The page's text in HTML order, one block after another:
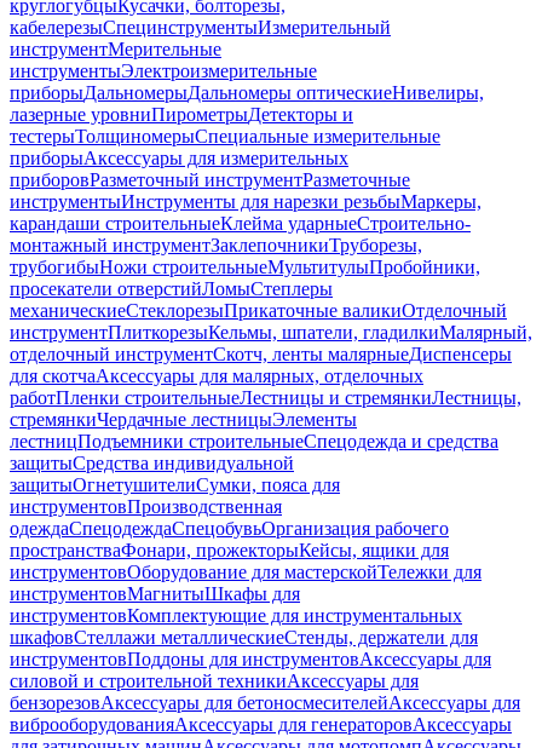
круглогубцыКусачки, болторезы,
кабелерезыСпецинструментыИзмерительный
инструментМерительные
инструментыЭлектроизмерительные
приборыДальномерыДальномеры оптическиеНивелиры,
лазерные уровниПирометрыДетекторы и
тестерыТолщиномерыСпециальные измерительные
приборыАксессуары для измерительных
приборовРазметочный инструментРазметочные
инструментыИнструменты для нарезки резьбыМаркеры,
карандаши строительныеКлейма ударныеСтроительно-
монтажный инструментЗаклепочникиТруборезы,
трубогибыНожи строительныеМультитулыПробойники,
просекатели отверстийЛомыСтеплеры
механическиеСтеклорезыПрикаточные валикиОтделочный
инструментПлиткорезыКельмы, шпатели, гладилкиМалярный,
отделочный инструментСкотч, ленты малярныеДиспенсеры
для скотчаАксессуары для малярных, отделочных
работПленки строительныеЛестницы и стремянкиЛестницы,
стремянкиЧердачные лестницыЭлементы
лестницПодъемники строительныеСпецодежда и средства
защитыСредства индивидуальной
защитыОгнетушителиСумки, пояса для
инструментовПроизводственная
одеждаСпецодеждаСпецобувьОрганизация рабочего
пространстваФонари, прожекторыКейсы, ящики для
инструментовОборудование для мастерскойТележки для
инструментовМагнитыШкафы для
инструментовКомплектующие для инструментальных
шкафовСтеллажи металлическиеСтенды, держатели для
инструментовПоддоны для инструментовАксессуары для
силовой и строительной техникиАксессуары для
бензорезовАксессуары для бетоносмесителейАксессуары для
виброоборудованияАксессуары для генераторовАксессуары